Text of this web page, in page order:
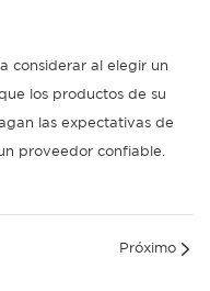
considerar al elegir un
los productos de su
las expectativas de
proveedor confiable.
Próximo